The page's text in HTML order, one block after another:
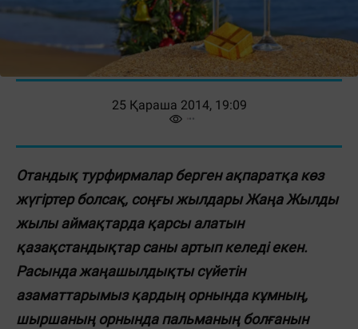
25 Қараша 2014, 19:09
Отандық турфирмалар берген ақпаратқа көз
жүгіртер болсақ, соңғы жылдары Жаңа Жылды
жылы аймақтарда қарсы алатын
қазақстандықтар саны артып келеді екен.
Расында жаңашылдықты сүйетін
азаматтарымыз қардың орнында кұмның,
шыршаның орнында пальманың болғанын